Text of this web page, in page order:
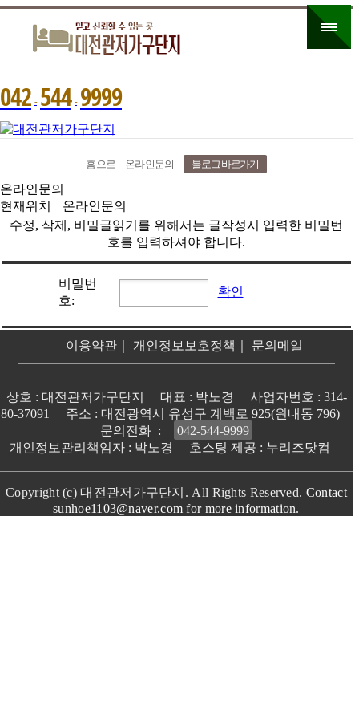
042 - 544 - 9999
홈으로 온라인문의 블로그 바로가기
온라인문의
현재위치
온라인문의
수정, 삭제, 비밀글읽기를 위해서는 글작성시 입력한 비밀번
호를 입력하셔야 합니다.
비밀번
호:
확인
이용약관 개인정보보호정책 문의메일
상호 : 대전관저가구단지 대표 : 박노경
사업자번호 : 314-
80-37091
주소 : 대전광역시 유성구 계백로 925(원내동 796)
문의전화 :
042-544-9999
개인정보관리책임자 : 박노경
호스팅 제공 : 누리즈닷컴
Copyright (c) 대전관저가구단지. All Rights Reserved. Contact
sunhoe1103@naver.com for more information.